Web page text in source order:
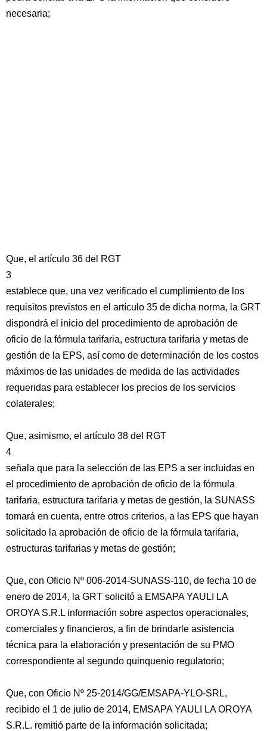
necesaria;
Que, el artículo 36 del RGT
3
establece que, una vez verificado el cumplimiento de los
requisitos previstos en el artículo 35 de dicha norma, la GRT
dispondrá el inicio del procedimiento de aprobación de
oficio de la fórmula tarifaria, estructura tarifaria y metas de
gestión de la EPS, así como de determinación de los costos
máximos de las unidades de medida de las actividades
requeridas para establecer los precios de los servicios
colaterales;
Que, asimismo, el artículo 38 del RGT
4
señala que para la selección de las EPS a ser incluidas en
el procedimiento de aprobación de oficio de la fórmula
tarifaria, estructura tarifaria y metas de gestión, la SUNASS
tomará en cuenta, entre otros criterios, a las EPS que hayan
solicitado la aprobación de oficio de la fórmula tarifaria,
estructuras tarifarias y metas de gestión;
Que, con Oficio Nº 006-2014-SUNASS-110, de fecha 10 de
enero de 2014, la GRT solicitó a EMSAPA YAULI LA
OROYA S.R.L información sobre aspectos operacionales,
comerciales y financieros, a fin de brindarle asistencia
técnica para la elaboración y presentación de su PMO
correspondiente al segundo quinquenio regulatorio;
Que, con Oficio Nº 25-2014/GG/EMSAPA-YLO-SRL,
recibido el 1 de julio de 2014, EMSAPA YAULI LA OROYA
S.R.L. remitió parte de la información solicitada;